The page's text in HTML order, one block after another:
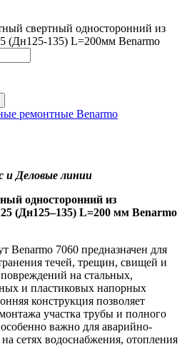
свертный односторонний из
(Дн125-135) L=200мм Benarmo
ремонтные Benarmo
и Деловые линии
односторонний из
(Дн125–135) L=200 мм Benarmo
Benarmo 7060 предназначен для
течей, трещин, свищей и
на стальных,
и пластиковых напорных
конструкция позволяет
участка трубы и полного
важно для аварийно-
сетях водоснабжения, отопления